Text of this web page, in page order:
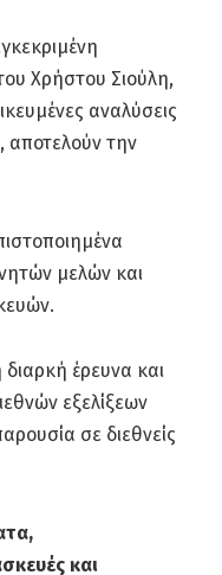
Χρήστου Σιούλη,
αναλύσεις
την
μελών και
έρευνα και
εξελίξεων
σε διεθνείς
και